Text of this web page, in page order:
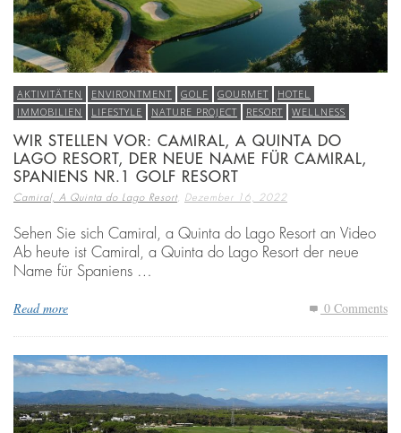
AKTIVITÄTEN ENVIRONTMENT GOLF GOURMET
HOTEL
IMMOBILIEN
LIFESTYLE NATURE PROJECT RESORT WELLNESS
WIR STELLEN VOR: CAMIRAL, A QUINTA DO
LAGO RESORT, DER NEUE NAME FÜR CAMIRAL,
SPANIENS NR.1 GOLF RESORT
Camiral, A Quinta do Lago Resort, Dezember 16, 2022
Sehen Sie sich Camiral, a Quinta do Lago Resort an Video
Ab heute ist Camiral, a Quinta do Lago Resort der neue
Name für Spaniens …
Read more 0 Comments